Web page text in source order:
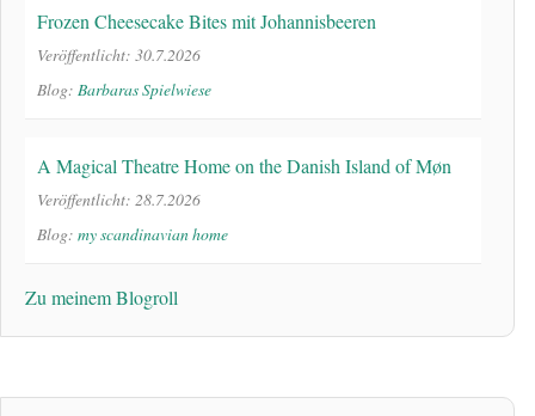
Frozen Cheesecake Bites mit Johannisbeeren
Veröffentlicht: 30.7.2026
Blog: Barbaras Spielwiese
A Magical Theatre Home on the Danish Island of Møn
Veröffentlicht: 28.7.2026
Blog: my scandinavian home
Zu meinem Blogroll